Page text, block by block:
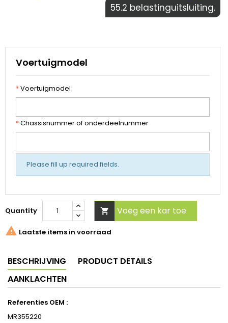
55.2 belastinguitsluiting.
Voertuigmodel
*Voertuigmodel
*Chassisnummer of onderdeelnummer
Please fill up required fields.
Quantity  Voeg een kar toe
 Laatste items in voorraad
BESCHRIJVING
PRODUCT DETAILS
AANKLACHTEN
Referenties OEM :
MR355220